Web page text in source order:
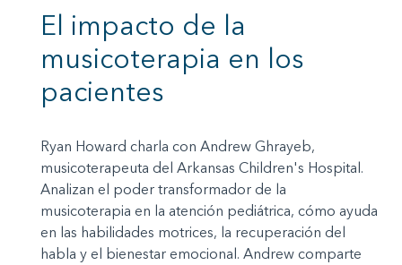
El impacto de la
musicoterapia en los
pacientes
Ryan Howard charla con Andrew Ghrayeb,
musicoterapeuta del Arkansas Children's Hospital.
Analizan el poder transformador de la
musicoterapia en la atención pediátrica, cómo ayuda
en las habilidades motrices, la recuperación del
habla y el bienestar emocional. Andrew comparte